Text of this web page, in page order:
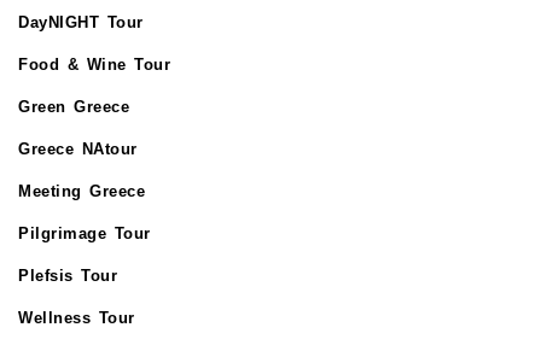
DayNIGHT Tour
Food & Wine Tour
Green Greece
Greece NAtour
Meeting Greece
Pilgrimage Tour
Plefsis Tour
Wellness Tour